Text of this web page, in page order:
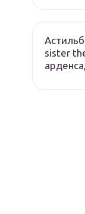
sister